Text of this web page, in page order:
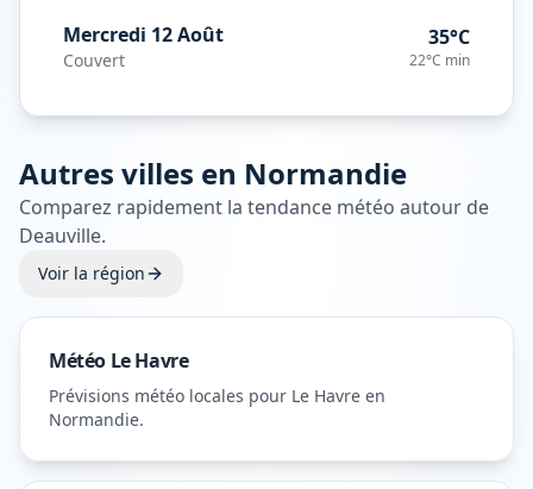
Mercredi 12 Août
Couvert
35°C
22°C min
Autres villes en Normandie
Comparez rapidement la tendance météo autour de
Deauville.
Voir la région
Météo Le Havre
Prévisions météo locales pour Le Havre en
Normandie.